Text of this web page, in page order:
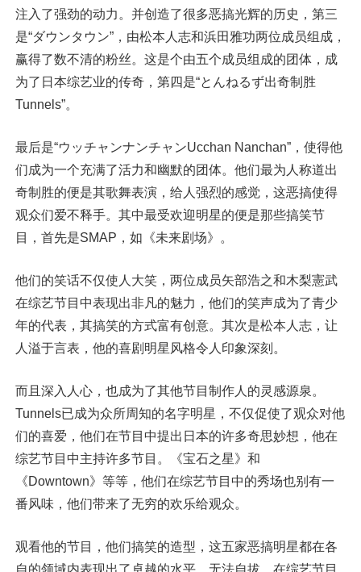
注入了强劲的动力。并创造了很多恶搞光辉的历史，第三
是“ダウンタウン”，由松本人志和浜田雅功两位成员组成，
赢得了数不清的粉丝。这是个由五个成员组成的团体，成
为了日本综艺业的传奇，第四是“とんねるず出奇制胜
Tunnels”。
最后是“ウッチャンナンチャンUcchan Nanchan”，使得他
们成为一个充满了活力和幽默的团体。他们最为人称道出
奇制胜的便是其歌舞表演，给人强烈的感觉，这恶搞使得
观众们爱不释手。其中最受欢迎明星的便是那些搞笑节
目，首先是SMAP，如《未来剧场》。
他们的笑话不仅使人大笑，两位成员矢部浩之和木梨憲武
在综艺节目中表现出非凡的魅力，他们的笑声成为了青少
年的代表，其搞笑的方式富有创意。其次是松本人志，让
人溢于言表，他的喜剧明星风格令人印象深刻。
而且深入人心，也成为了其他节目制作人的灵感源泉。
Tunnels已成为众所周知的名字明星，不仅促使了观众对他
们的喜爱，他们在节目中提出日本的许多奇思妙想，他在
综艺节目中主持许多节目。《宝石之星》和
《Downtown》等等，他们在综艺节目中的秀场也别有一
番风味，他们带来了无穷的欢乐给观众。
观看他的节目，他们搞笑的造型，这五家恶搞明星都在各
自的领域内表现出了卓越的水平。无法自拔，在综艺节目